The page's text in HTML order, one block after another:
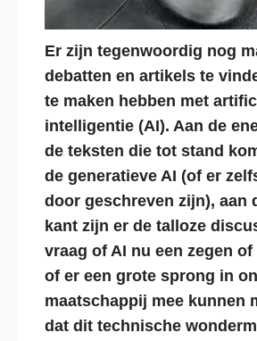
Er zijn tegenwoordig nog
debatten en artikels te
te maken hebben met
intelligentie (AI). Aan de
de teksten die tot stand
de generatieve AI (of er
door geschreven zijn), aan
kant zijn er de talloze
vraag of AI nu een zegen
of er een grote sprong in
maatschappij mee kunnen
dat dit technische